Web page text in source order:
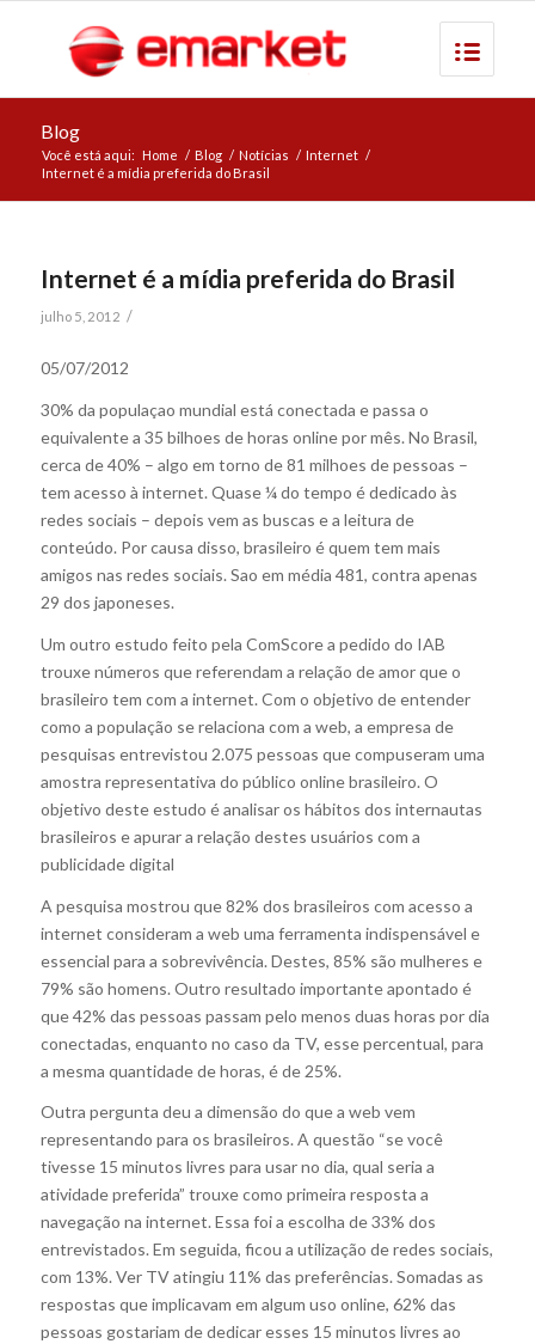
Blog
Você está aqui: Home / Blog / Notícias / Internet /
Internet é a mídia preferida do Brasil
Internet é a mídia preferida do Brasil
julho 5, 2012 /
05/07/2012
30% da populaçao mundial está conectada e passa o
equivalente a 35 bilhoes de horas online por mês. No Brasil,
cerca de 40% – algo em torno de 81 milhoes de pessoas –
tem acesso à internet. Quase ¼ do tempo é dedicado às
redes sociais – depois vem as buscas e a leitura de
conteúdo. Por causa disso, brasileiro é quem tem mais
amigos nas redes sociais. Sao em média 481, contra apenas
29 dos japoneses.
Um outro estudo feito pela ComScore a pedido do IAB
trouxe números que referendam a relação de amor que o
brasileiro tem com a internet. Com o objetivo de entender
como a população se relaciona com a web, a empresa de
pesquisas entrevistou 2.075 pessoas que compuseram uma
amostra representativa do público online brasileiro. O
objetivo deste estudo é analisar os hábitos dos internautas
brasileiros e apurar a relação destes usuários com a
publicidade digital
A pesquisa mostrou que 82% dos brasileiros com acesso a
internet consideram a web uma ferramenta indispensável e
essencial para a sobrevivência. Destes, 85% são mulheres e
79% são homens. Outro resultado importante apontado é
que 42% das pessoas passam pelo menos duas horas por dia
conectadas, enquanto no caso da TV, esse percentual, para
a mesma quantidade de horas, é de 25%.
Outra pergunta deu a dimensão do que a web vem
representando para os brasileiros. A questão “se você
tivesse 15 minutos livres para usar no dia, qual seria a
atividade preferida” trouxe como primeira resposta a
navegação na internet. Essa foi a escolha de 33% dos
entrevistados. Em seguida, ficou a utilização de redes sociais,
com 13%. Ver TV atingiu 11% das preferências. Somadas as
respostas que implicavam em algum uso online, 62% das
pessoas gostariam de dedicar esses 15 minutos livres ao